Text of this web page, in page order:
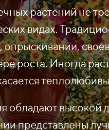
растений не
видах.
опрыскивании,
роста. Иногда
обладают высокой
представлены